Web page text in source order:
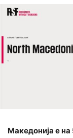
Македонија е